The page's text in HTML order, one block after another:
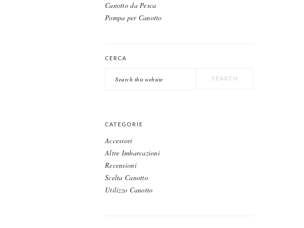
Canotto da Pesca
Pompa per Canotto
CERCA
CATEGORIE
Accessori
Altre Imbarcazioni
Recensioni
Scelta Canotto
Utilizzo Canotto